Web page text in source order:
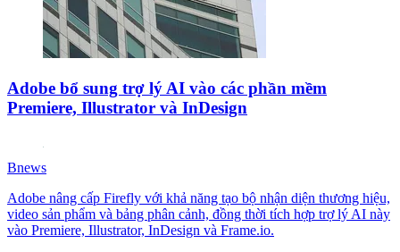
Adobe bổ sung trợ lý AI vào các phần mềm
Premiere, Illustrator và InDesign
Bnews
Adobe nâng cấp Firefly với khả năng tạo bộ nhận diện thương hiệu,
video sản phẩm và bảng phân cảnh, đồng thời tích hợp trợ lý AI này
vào Premiere, Illustrator, InDesign và Frame.io.